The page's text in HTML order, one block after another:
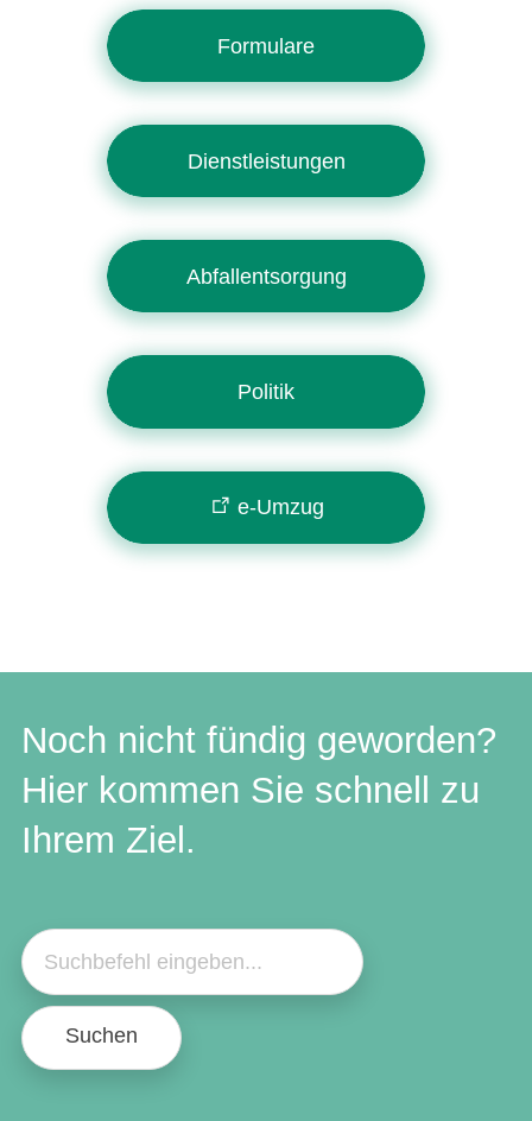
Formulare
Dienstleistungen
Abfallentsorgung
Politik
e-Umzug
Noch nicht fündig geworden?
Hier kommen Sie schnell zu
Ihrem Ziel.
Suchen